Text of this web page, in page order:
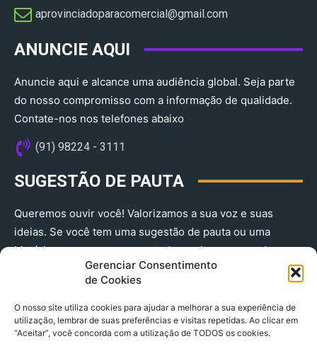
Gerenciar Consentimento
de Cookies
O nosso site utiliza cookies para ajudar a melhorar a sua experiência de
utilização, lembrar de suas preferências e visitas repetidas. Ao clicar em
“Aceitar”, você concorda com a utilização de TODOS os cookies.
aprovinciadoparacomercial@gmail.com​
ANUNCIE AQUI
Anuncie aqui e alcance uma audiência global. Seja parte
do nosso compromisso com a informação de qualidade.
Contate-nos nos telefones abaixo
(91) 98224 - 3111
SUGESTÃO DE PAUTA
Queremos ouvir você! Valorizamos a sua voz e suas
ideias. Se você tem uma sugestão de pauta ou uma
história que merece ser contada, envie-nos agora!
(91) 98224 - 3111